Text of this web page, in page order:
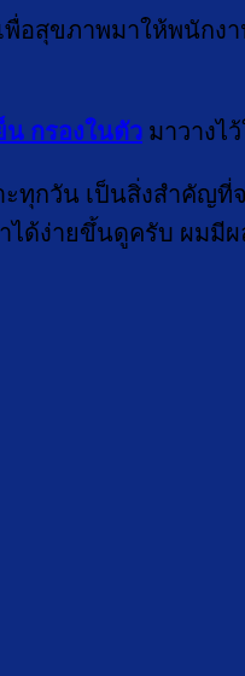
อสุขภาพมาให้พนักง
น กรองในตัว มาวางไ
ทุกวัน เป็นสิ่งสำคัญที่
ด้ง่ายขึ้นดูครับ ผมมี